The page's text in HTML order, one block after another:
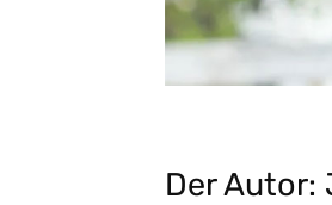
Der Autor: